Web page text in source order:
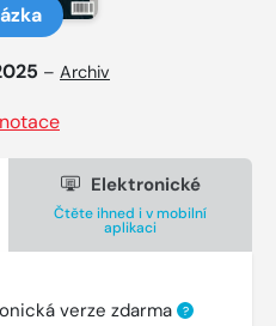
– Archiv
Elektronické
Čtěte ihned i v mobilní
aplikaci
verze zdarma ?